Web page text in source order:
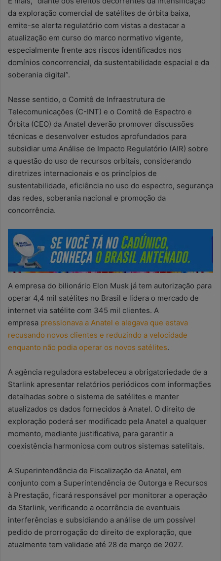
da exploração comercial de satélites de órbita baixa,
emite-se alerta regulatório com vistas a destacar a
atualização em curso do marco normativo vigente,
especialmente frente aos riscos identificados nos
domínios concorrencial, da sustentabilidade espacial e da
soberania digital”.
Nesse sentido, o Comitê de Infraestrutura de
Telecomunicações (C-INT) e o Comitê de Espectro e
Órbita (CEO) da Anatel deverão promover discussões
técnicas e desenvolver estudos aprofundados para
subsidiar uma Análise de Impacto Regulatório (AIR) sobre
a questão do uso de recursos orbitais, considerando
diretrizes internacionais e os princípios de
sustentabilidade, eficiência no uso do espectro, segurança
das redes, soberania nacional e promoção da
concorrência.
A empresa do bilionário Elon Musk já tem autorização para
operar 4,4 mil satélites no Brasil e lidera o mercado de
internet via satélite com 345 mil clientes. A
empresa pressionava a Anatel e alegava que estava
recusando novos clientes e reduzindo a velocidade
enquanto não podia operar os novos satélites.
A agência reguladora estabeleceu a obrigatoriedade de a
Starlink apresentar relatórios periódicos com informações
detalhadas sobre o sistema de satélites e manter
atualizados os dados fornecidos à Anatel. O direito de
exploração poderá ser modificado pela Anatel a qualquer
momento, mediante justificativa, para garantir a
coexistência harmoniosa com outros sistemas satelitais.
A Superintendência de Fiscalização da Anatel, em
conjunto com a Superintendência de Outorga e Recursos
à Prestação, ficará responsável por monitorar a operação
da Starlink, verificando a ocorrência de eventuais
interferências e subsidiando a análise de um possível
pedido de prorrogação do direito de exploração, que
atualmente tem validade até 28 de março de 2027.